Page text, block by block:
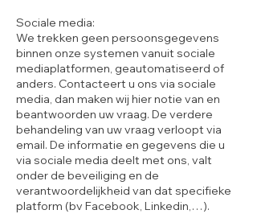
Sociale media:
We trekken geen persoonsgegevens
binnen onze systemen vanuit sociale
mediaplatformen, geautomatiseerd of
anders. Contacteert u ons via sociale
media, dan maken wij hier notie van en
beantwoorden uw vraag. De verdere
behandeling van uw vraag verloopt via
email. De informatie en gegevens die u
via sociale media deelt met ons, valt
onder de beveiliging en de
verantwoordelijkheid van dat specifieke
platform (bv Facebook, Linkedin,…).